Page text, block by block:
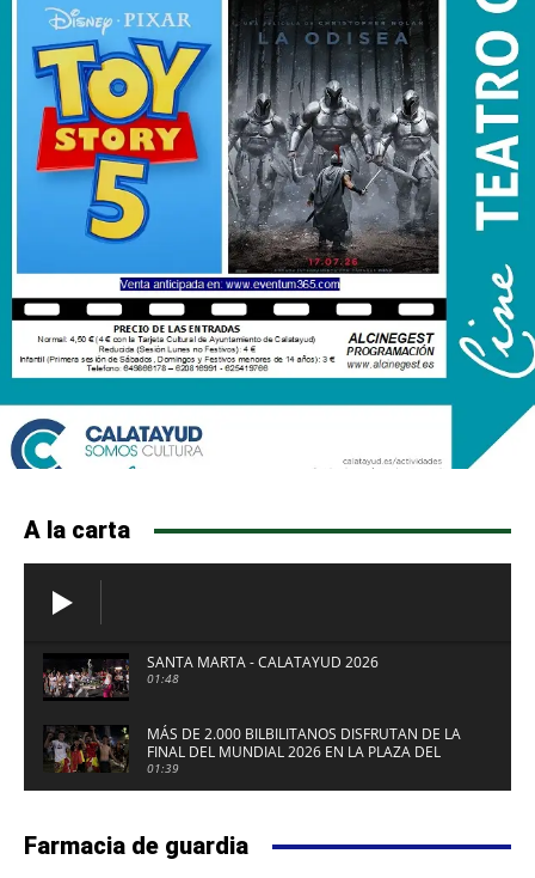
A la carta
SANTA MARTA - CALATAYUD 2026
01:48
MÁS DE 2.000 BILBILITANOS DISFRUTAN DE LA
FINAL DEL MUNDIAL 2026 EN LA PLAZA DEL
FUERTE DE CALATAYUD
01:39
Farmacia de guardia